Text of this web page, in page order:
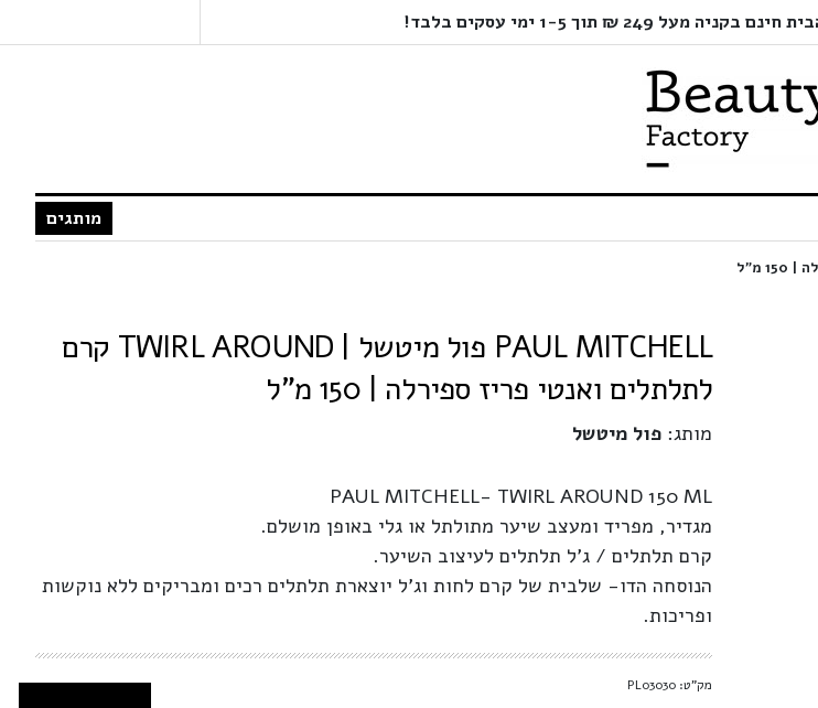
מעל 249 ₪ תוך 1-5 ימי עסקים בלבד!
מותגים
PAUL MITCHELL פול מיטשל | TWIRL AROUND קרם
לתלתלים ואנטי פריז ספירלה | 150 מ"ל
מותג: פול מיטשל
PAUL MITCHELL- TWIRL AROUND 150 ML
מגדיר, מפריד ומעצב שיער מתולתל או גלי באופן מושלם.
קרם תלתלים / ג’ל תלתלים לעיצוב השיער.
הנוסחה הדו- שלבית של קרם לחות וג’ל יוצארת תלתלים רכים ומבריקים ללא נוקשות
ופריכות.
מק"ט: PL03030